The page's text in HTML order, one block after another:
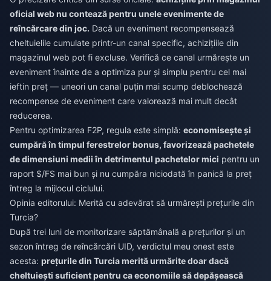
oficial web nu contează pentru unele evenimente de
reîncărcare din joc. Dacă un eveniment recompensează
cheltuielile cumulate printr-un canal specific, achizițiile din
magazinul web pot fi excluse. Verifică ce canal urmărește un
eveniment înainte de a optimiza pur și simplu pentru cel mai
ieftin preț — uneori un canal puțin mai scump deblochează
recompense de eveniment care valorează mai mult decât
reducerea.
Pentru optimizarea F2P, regula este simplă: economisește și
cumpără în timpul ferestrelor bonus, favorizează pachetele
de dimensiuni medii în detrimentul pachetelor mici pentru un
raport $/FS mai bun și nu cumpăra niciodată în panică la preț
întreg la mijlocul ciclului.
Opinia editorului: Merită cu adevărat să urmărești prețurile din
Turcia?
După trei luni de monitorizare săptămânală a prețurilor și un
sezon întreg de reîncărcări UID, verdictul meu onest este
acesta: prețurile din Turcia merită urmărite doar dacă
cheltuiești suficient pentru ca economiile să depășească